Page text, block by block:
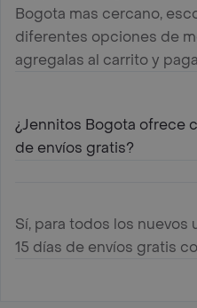
Bogota mas cercano,
diferentes opciones de
agregalas al carrito y
¿Jennitos Bogota ofrece
de envíos gratis?
Sí, para todos los nuevos
15 días de envíos gratis